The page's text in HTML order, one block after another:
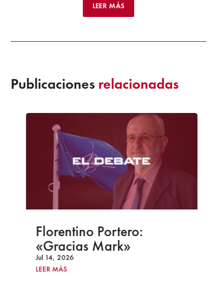
LEER MÁS
Publicaciones relacionadas
Florentino Portero:
«Gracias Mark»
Jul 14, 2026
LEER MÁS